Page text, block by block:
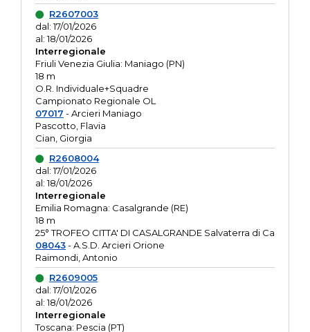
R2607003
dal: 17/01/2026
al: 18/01/2026
Interregionale
Friuli Venezia Giulia: Maniago (PN)
18 m
O.R. Individuale+Squadre
Campionato Regionale OL
07017 - Arcieri Maniago
Pascotto, Flavia
Cian, Giorgia
R2608004
dal: 17/01/2026
al: 18/01/2026
Interregionale
Emilia Romagna: Casalgrande (RE)
18 m
25° TROFEO CITTA' DI CASALGRANDE Salvaterra di Ca
08043- A.S.D. Arcieri Orione
Raimondi, Antonio
R2609005
dal: 17/01/2026
al: 18/01/2026
Interregionale
Toscana: Pescia (PT)